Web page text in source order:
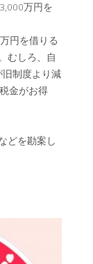
万円を
円を借りる
むしろ、自
制度より減
金がお得
どを勘案し